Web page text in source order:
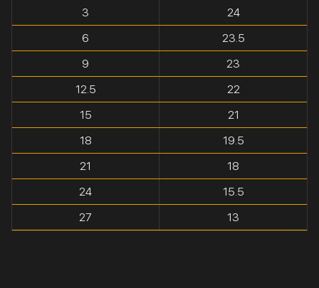
3
24
6
23.5
9
23
12.5
22
15
21
18
19.5
21
18
24
15.5
27
13